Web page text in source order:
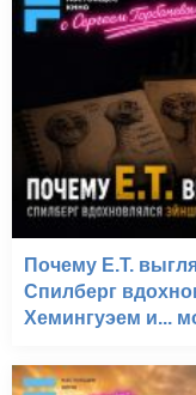
Почему E.T.
Спилберг
Хемингуэем и...